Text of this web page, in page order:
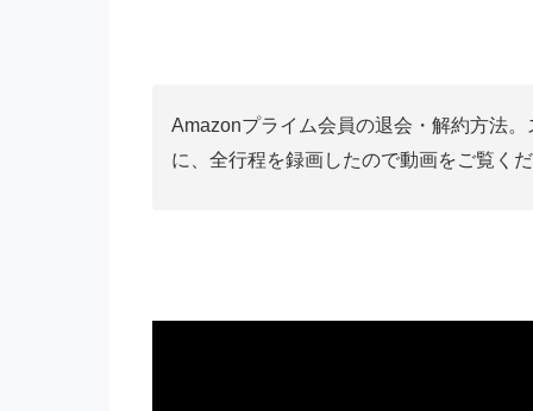
Amazonプライム会員の退会・解約方法
に、全行程を録画したので動画をご覧く